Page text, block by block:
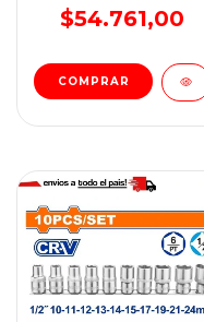
$54.761,00